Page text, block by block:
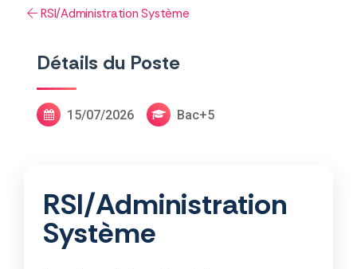
RSI/Administration Système
Détails du Poste
15/07/2026 Bac+5
RSI/Administration
Système